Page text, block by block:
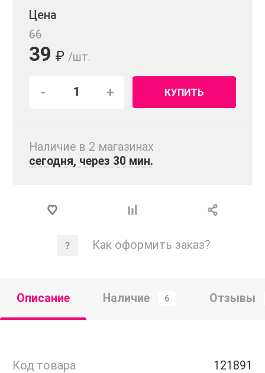
Цена
66
39 ₽ /шт.
- + КУПИТЬ
Наличие в 2 магазинах
сегодня, через 30 мин.
Как оформить заказ?
Описание Наличие 6 Отзывы
Код товара 121891